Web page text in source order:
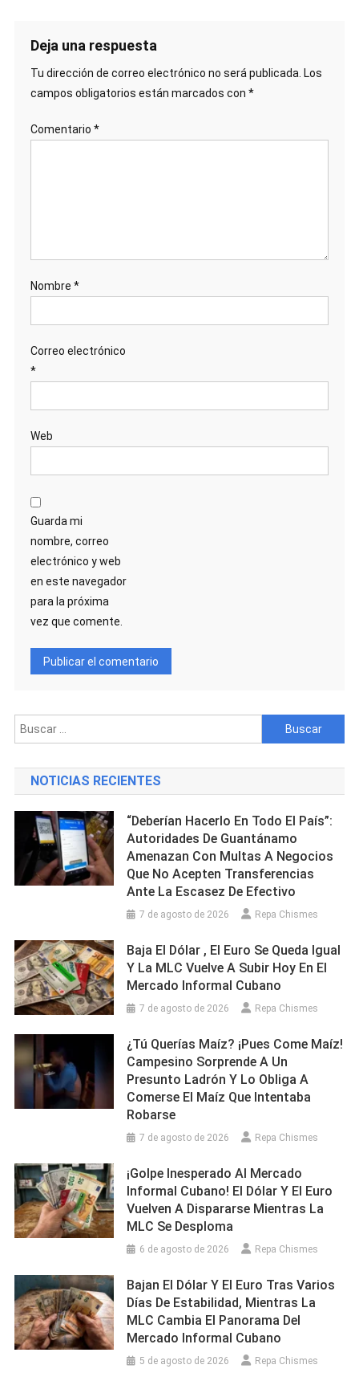
Deja una respuesta
Tu dirección de correo electrónico no será publicada. Los
campos obligatorios están marcados con *
Comentario *
Nombre *
Correo electrónico
*
Web
Guarda mi
nombre, correo
electrónico y web
en este navegador
para la próxima
vez que comente.
Buscar:
NOTICIAS RECIENTES
“Deberían Hacerlo En Todo El País”:
Autoridades De Guantánamo
Amenazan Con Multas A Negocios
Que No Acepten Transferencias
Ante La Escasez De Efectivo
7 de agosto de 2026 Repa Chismes
Baja El Dólar , El Euro Se Queda Igual
Y La MLC Vuelve A Subir Hoy En El
Mercado Informal Cubano
7 de agosto de 2026 Repa Chismes
¿Tú Querías Maíz? ¡Pues Come Maíz!
Campesino Sorprende A Un
Presunto Ladrón Y Lo Obliga A
Comerse El Maíz Que Intentaba
Robarse
7 de agosto de 2026 Repa Chismes
¡Golpe Inesperado Al Mercado
Informal Cubano! El Dólar Y El Euro
Vuelven A Dispararse Mientras La
MLC Se Desploma
6 de agosto de 2026 Repa Chismes
Bajan El Dólar Y El Euro Tras Varios
Días De Estabilidad, Mientras La
MLC Cambia El Panorama Del
Mercado Informal Cubano
5 de agosto de 2026 Repa Chismes